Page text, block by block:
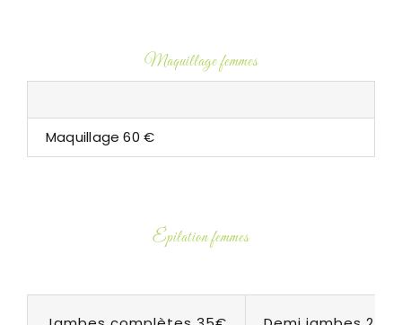
Maquillage femmes
Maquillage 60 €
Épilation femmes